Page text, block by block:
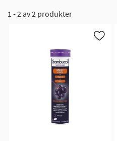
1 - 2 av 2 produkter